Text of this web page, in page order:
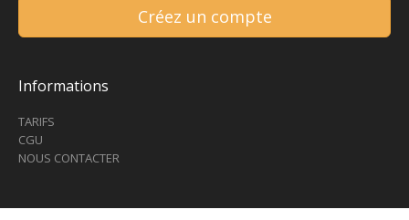
Créez un compte
Informations
TARIFS
CGU
NOUS CONTACTER